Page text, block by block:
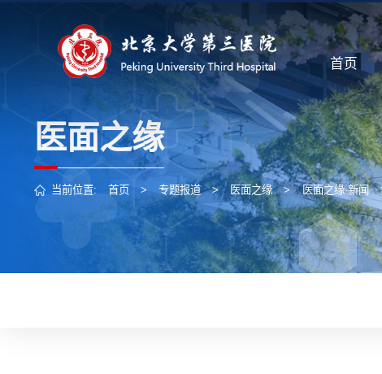
首页
医面之缘
当前位置: 首页 > 专题报道 > 医面之缘 > 医面之缘·新闻